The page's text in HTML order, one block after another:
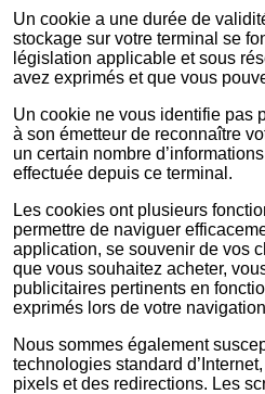
Un cookie a une durée de
stockage sur votre terminal se
législation applicable et sous
avez exprimés et que vous
Un cookie ne vous identifie pas
à son émetteur de reconnaître
un certain nombre
effectuée depuis ce terminal.
Les cookies ont plusieurs
permettre de naviguer
application, se souvenir de vos
que vous souhaitez acheter,
publicitaires pertinents en
exprimés lors de votre
Nous sommes également
technologies standard
pixels et des redirections. Les